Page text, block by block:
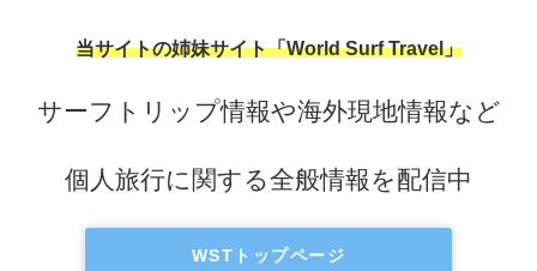
当サイトの姉妹サイト「World Surf Travel」
サーフトリップ情報や海外現地情報など
個人旅行に関する全般情報を配信中
WSTトップページ